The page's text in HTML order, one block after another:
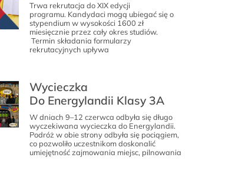
Trwa rekrutacja do XIX edycji
programu. Kandydaci mogą ubiegać się o
stypendium w wysokości 1600 zł
miesięcznie przez cały okres studiów.
Termin składania formularzy
rekrutacyjnych upływa
Wycieczka
Do Energylandii Klasy 3A
W dniach 9–12 czerwca odbyła się długo
wyczekiwana wycieczka do Energylandii.
Podróż w obie strony odbyła się pociągiem,
co pozwoliło uczestnikom doskonalić
umiejętność zajmowania miejsc, pilnowania